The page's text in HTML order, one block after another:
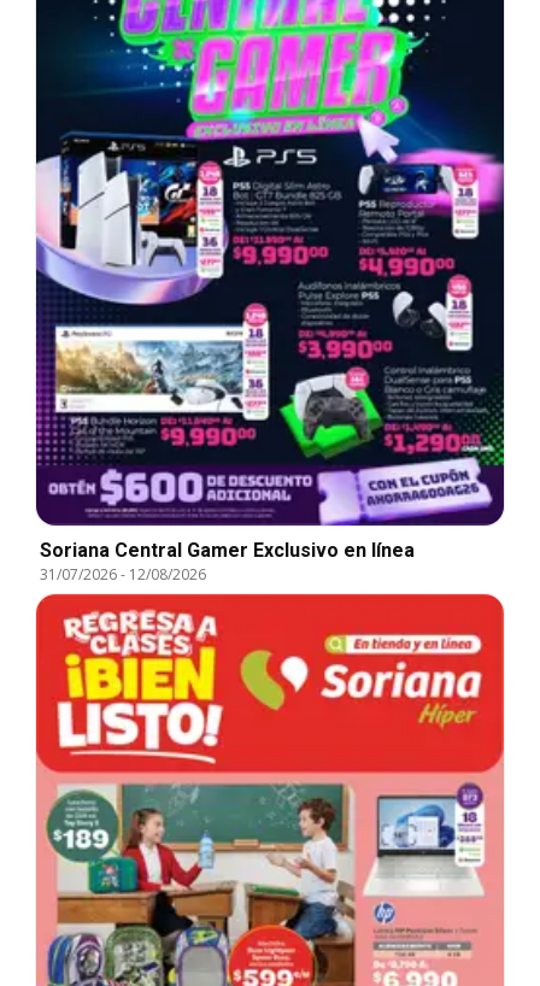
Soriana Central Gamer Exclusivo en línea
31/07/2026- 12/08/2026